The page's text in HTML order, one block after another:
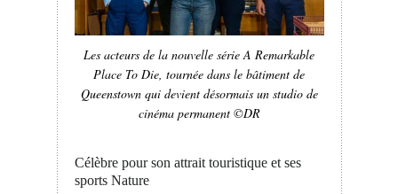
Les acteurs de la nouvelle série A Remarkable
Place To Die, tournée dans le bâtiment de
Queenstown qui devient désormais un studio de
cinéma permanent ©DR
Célèbre pour son attrait touristique et ses
sports Nature